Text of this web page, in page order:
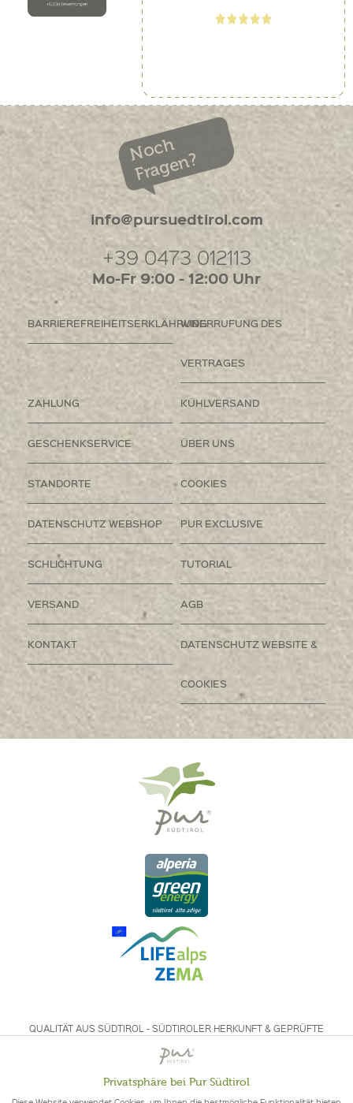
Noch
Fragen?
info@pursuedtirol.com
+39 0473 012113
Mo-Fr 9:00 - 12:00 Uhr
BARRIEREFREIHEITSERKLÄHRUNGWIDERRUFUNG DES
VERTRAGES
ZAHLUNG KÜHLVERSAND
GESCHENKSERVICE ÜBER UNS
STANDORTE COOKIES
DATENSCHUTZ WEBSHOP PUR EXCLUSIVE
SCHLICHTUNG TUTORIAL
VERSAND AGB
KONTAKT DATENSCHUTZ WEBSITE &
COOKIES
QUALITÄT AUS SÜDTIROL - SÜDTIROLER HERKUNFT & GEPRÜFTE
QUALITÄT
Aktiv
Privatsphäre bei Pur Südtirol